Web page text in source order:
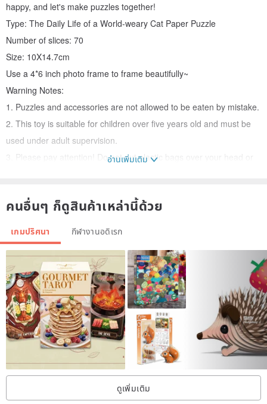
happy, and let's make puzzles together!
Type: The Daily Life of a World-weary Cat Paper Puzzle
Number of slices: 70
Size: 10X14.7cm
Use a 4*6 inch photo frame to frame beautifully~
Warning Notes:
1. Puzzles and accessories are not allowed to be eaten by mistake.
2. This toy is suitable for children over five years old and must be
used under adult supervision.
3. Please pay attention! Do not put plastic bags over your head or
Due to the slight color difference in the shooting, the pictures are
อ่านเพิ่มเติม
คนอื่นๆ ก็ดูสินค้าเหล่านี้ด้วย
เกมปริศนา กีฬางานอดิเรก
ดูเพิ่มเติม